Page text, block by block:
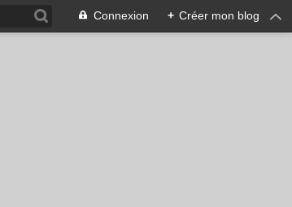
Connexion + Créer mon blog